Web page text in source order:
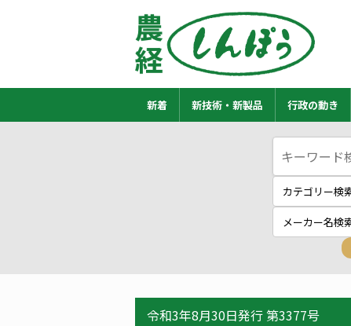
新着 新技術・新製品 行政の動き
令和3年8月30日発行 第3377号